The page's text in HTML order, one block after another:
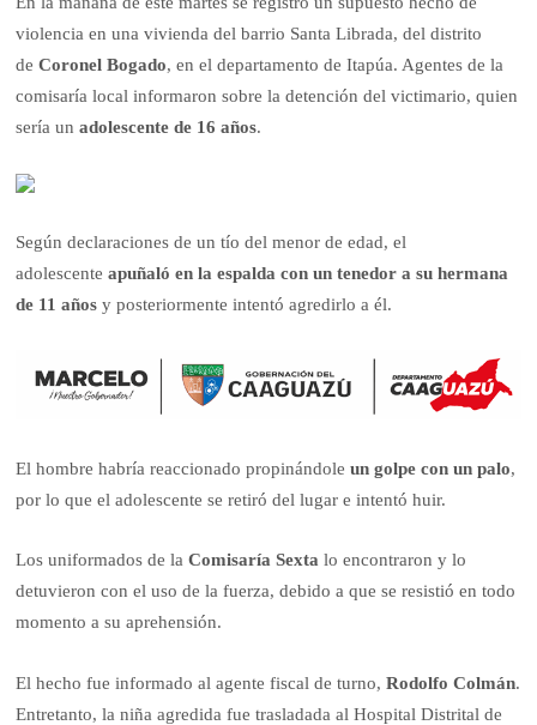
violencia en una vivienda del barrio Santa Librada, del distrito
deCoronel Bogado, en el departamento de Itapúa. Agentes de la
comisaría local informaron sobre la detención del victimario, quien
sería unadolescente de 16 años.
Según declaraciones de un tío del menor de edad, el
adolescenteapuñaló en la espalda con un tenedor a su hermana
de 11 años y posteriormente intentó agredirlo a él.
El hombre habría reaccionado propinándoleun golpe con un palo,
por lo que el adolescente se retiró del lugar e intentó huir.
Los uniformados de laComisaría Sexta lo encontraron y lo
detuvieron con el uso de la fuerza, debido a que se resistió en todo
momento a su aprehensión.
El hecho fue informado al agente fiscal de turno,Rodolfo Colmán.
Entretanto, la niña agredida fue trasladada al Hospital Distrital de